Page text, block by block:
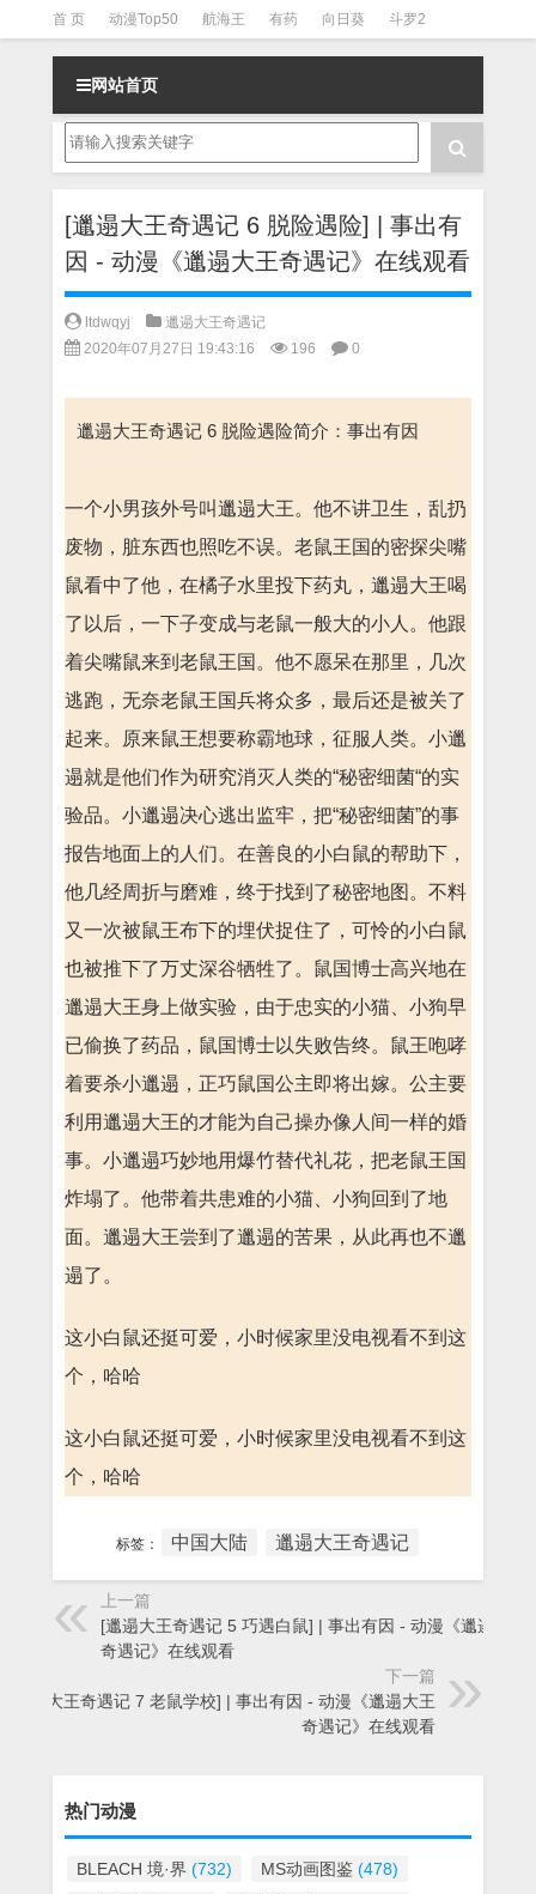
首 页 动漫Top50 航海王 有药 向日葵 斗罗2
斗罗3 火影 一拳超人 柯南 阴阳师 节目清单
网站首页
[邋遢大王奇遇记 6 脱险遇险] | 事出有
因 - 动漫《邋遢大王奇遇记》在线观看
ltdwqyj
邋遢大王奇遇记
2020年07月27日 19:43:16
196 0
邋遢大王奇遇记 6 脱险遇险简介：事出有因
一个小男孩外号叫邋遢大王。他不讲卫生，乱扔
废物，脏东西也照吃不误。老鼠王国的密探尖嘴
鼠看中了他，在橘子水里投下药丸，邋遢大王喝
了以后，一下子变成与老鼠一般大的小人。他跟
着尖嘴鼠来到老鼠王国。他不愿呆在那里，几次
逃跑，无奈老鼠王国兵将众多，最后还是被关了
起来。原来鼠王想要称霸地球，征服人类。小邋
遢就是他们作为研究消灭人类的“秘密细菌“的实
验品。小邋遢决心逃出监牢，把“秘密细菌”的事
报告地面上的人们。在善良的小白鼠的帮助下，
他几经周折与磨难，终于找到了秘密地图。不料
又一次被鼠王布下的埋伏捉住了，可怜的小白鼠
也被推下了万丈深谷牺牲了。鼠国博士高兴地在
邋遢大王身上做实验，由于忠实的小猫、小狗早
已偷换了药品，鼠国博士以失败告终。鼠王咆哮
着要杀小邋遢，正巧鼠国公主即将出嫁。公主要
利用邋遢大王的才能为自己操办像人间一样的婚
事。小邋遢巧妙地用爆竹替代礼花，把老鼠王国
炸塌了。他带着共患难的小猫、小狗回到了地
面。邋遢大王尝到了邋遢的苦果，从此再也不邋
遢了。
这小白鼠还挺可爱，小时候家里没电视看不到这
个，哈哈
这小白鼠还挺可爱，小时候家里没电视看不到这
个，哈哈
标签： 中国大陆 邋遢大王奇遇记
上一篇
[邋遢大王奇遇记 5 巧遇白鼠] | 事出有因 - 动漫《邋遢大王
奇遇记》在线观看
下一篇
[邋遢大王奇遇记 7 老鼠学校] | 事出有因 - 动漫《邋遢大王
奇遇记》在线观看
热门动漫
BLEACH 境·界 (732) MS动画图鉴 (478)